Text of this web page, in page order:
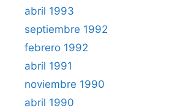
abril 1993
septiembre 1992
febrero 1992
abril 1991
noviembre 1990
abril 1990